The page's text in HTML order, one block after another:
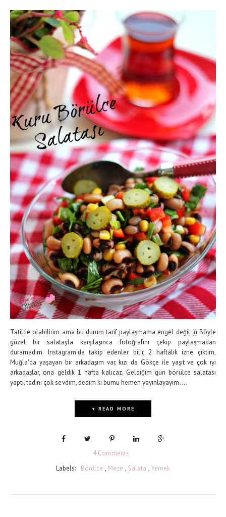
Tatilde olabilirim ama bu durum tarif paylaşmama engel değil :)) Böyle
güzel bir salatayla karşılaşınca fotoğrafını çekip paylaşmadan
duramadım. Instagram'da takip edenler bilir, 2 haftalık izne çıktım,
Muğla'da yaşayan bir arkadaşım var, kızı da Gökçe ile yaşıt ve çok iyi
arkadaşlar, ona geldik 1 hafta kalıcaz. Geldiğim gün börülce salatası
yaptı, tadını çok sevdim, dedim ki bumu hemen yayınlayayım....
+ READ MORE
4 Comments
Labels:
Börülce , Meze , Salata , Yemek